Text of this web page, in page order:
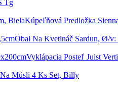
Tg
Kúpeľňová Predložka
Obal Na Kvetináč Sardun, Ø/v:
Vyklápacia Posteľ Juist
Müsli 4 Ks Set, Billy